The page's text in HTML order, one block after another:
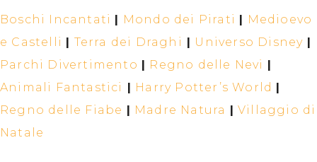
Boschi Incantati | Mondo dei Pirati | Medioevo
e Castelli | Terra dei Draghi | Universo Disney |
Parchi Divertimento | Regno delle Nevi |
Animali Fantastici | Harry Potter’s World |
Regno delle Fiabe | Madre Natura | Villaggio di
Natale